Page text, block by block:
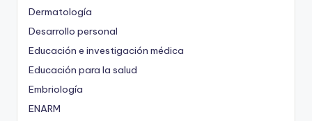
Dermatología
Desarrollo personal
Educación e investigación médica
Educación para la salud
Embriología
ENARM